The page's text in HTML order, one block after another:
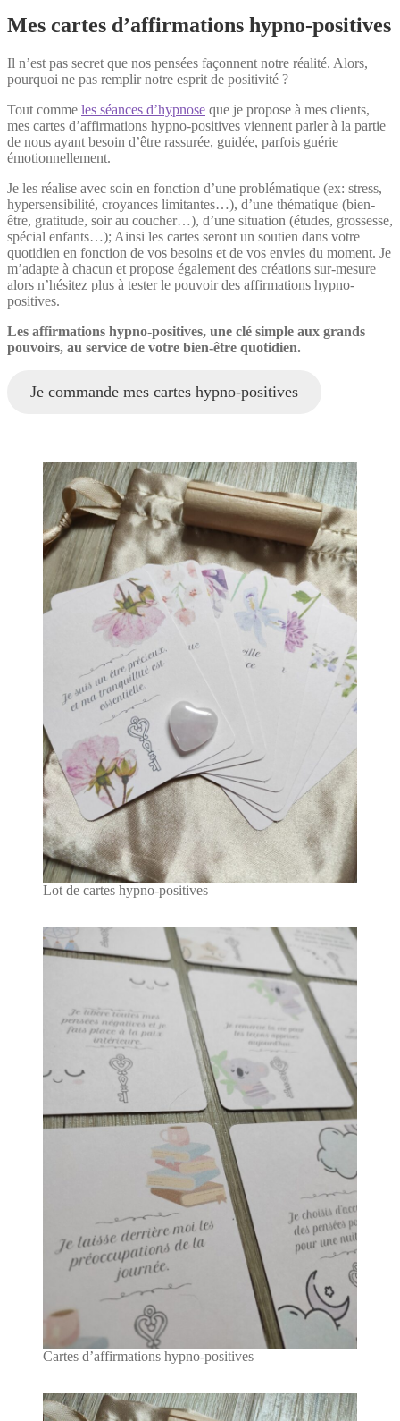
Mes cartes d’affirmations hypno-positives
Il n’est pas secret que nos pensées façonnent notre réalité. Alors,
pourquoi ne pas remplir notre esprit de positivité ?
Tout comme les séances d’hypnose que je propose à mes clients,
mes cartes d’affirmations hypno-positives viennent parler à la partie
de nous ayant besoin d’être rassurée, guidée, parfois guérie
émotionnellement.
Je les réalise avec soin en fonction d’une problématique (ex: stress,
hypersensibilité, croyances limitantes…), d’une thématique (bien-
être, gratitude, soir au coucher…), d’une situation (études, grossesse,
spécial enfants…); Ainsi les cartes seront un soutien dans votre
quotidien en fonction de vos besoins et de vos envies du moment. Je
m’adapte à chacun et propose également des créations sur-mesure
alors n’hésitez plus à tester le pouvoir des affirmations hypno-
positives.
Les affirmations hypno-positives, une clé simple aux grands
pouvoirs, au service de votre bien-être quotidien.
Je commande mes cartes hypno-positives
Lot de cartes hypno-positives
Cartes d’affirmations hypno-positives